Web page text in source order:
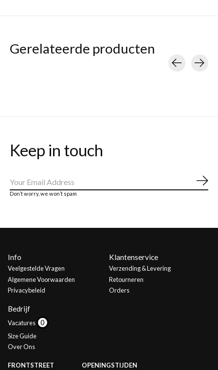
Gerelateerde producten
Keep in touch
Don’t worry, we won’t spam
Info
Veelgestelde Vragen
Algemene Voorwaarden
Privacybeleid
Klantenservice
Verzending & Levering
Retourneren
Orders
Bedrijf
Vacatures
Size Guide
Over Ons
FRONTSTREET OPENINGSTIJDEN